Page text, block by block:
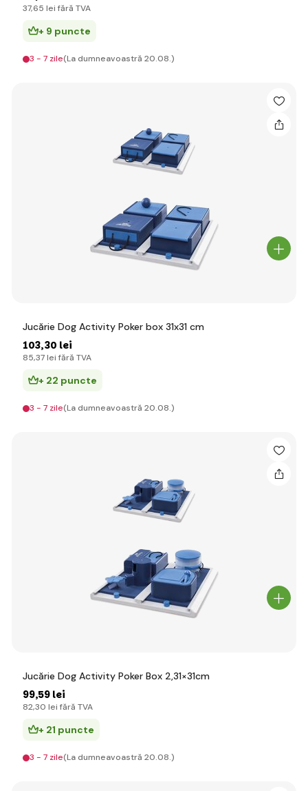
37,65 lei fără TVA
+ 9 puncte
3 - 7 zile(La dumneavoastră 20.08.)
Jucărie Dog Activity Poker box 31x31 cm
103,30 lei
85,37 lei fără TVA
+ 22 puncte
3 - 7 zile(La dumneavoastră 20.08.)
Jucărie Dog Activity Poker Box 2,31×31cm
99,59 lei
82,30 lei fără TVA
+ 21 puncte
3 - 7 zile(La dumneavoastră 20.08.)